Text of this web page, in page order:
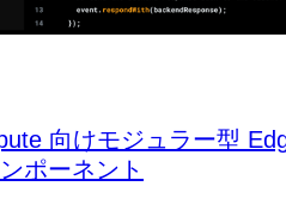
向けモジュラー型
ポーネント